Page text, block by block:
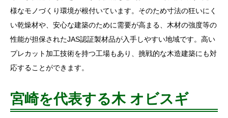
様なモノづくり環境が根付いています。そのため寸法の狂いにく
い乾燥材や、安心な建築のために需要が高まる、木材の強度等の
性能が担保されたJAS認証製材品が入手しやすい地域です。高い
プレカット加工技術を持つ工場もあり、挑戦的な木造建築にも対
応することができます。
宮崎を代表する木 オビスギ